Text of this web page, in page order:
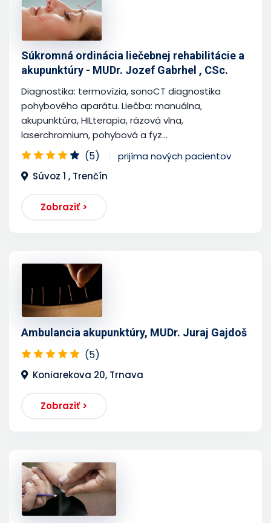
Súkromná ordinácia liečebnej rehabilitácie a
akupunktúry - MUDr. Jozef Gabrhel , CSc.
Diagnostika: termovízia, sonoCT diagnostika
pohybového aparátu. Liečba: manuálna,
akupunktúra, HILterapia, rázová vlna,
laserchromium, pohybová a fyz...
(5)
prijíma nových pacientov
Súvoz 1 , Trenčín
Zobraziť >
Ambulancia akupunktúry, MUDr. Juraj Gajdoš
(5)
Koniarekova 20, Trnava
Zobraziť >